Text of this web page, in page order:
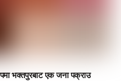
भक्तपुरबाट एक जना पक्राउ